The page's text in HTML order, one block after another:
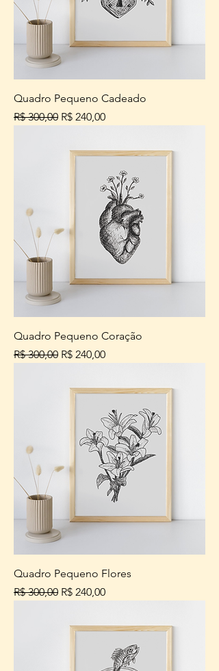
Quadro Pequeno Cadeado
Preço normal
R$ 300,00 Preço promocional
R$ 240,00
Quadro Pequeno Coração
Preço normal
R$ 300,00 Preço promocional
R$ 240,00
Quadro Pequeno Flores
Preço normal
R$ 300,00 Preço promocional
R$ 240,00